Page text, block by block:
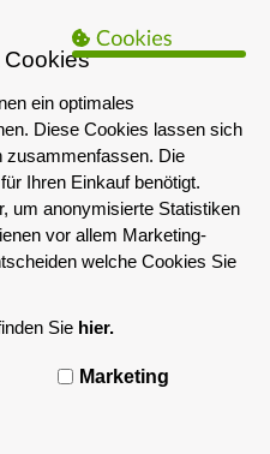
Angebot richtet sich nur an
die öffentliche Hand. Ein Verkauf
nicht möglich.
ein optimales
Diese Cookies lassen sich
zusammenfassen. Die
Ihren Einkauf benötigt.
um anonymisierte Statistiken
vor allem Marketing-
welche Cookies Sie
Sie hier.
Marketing